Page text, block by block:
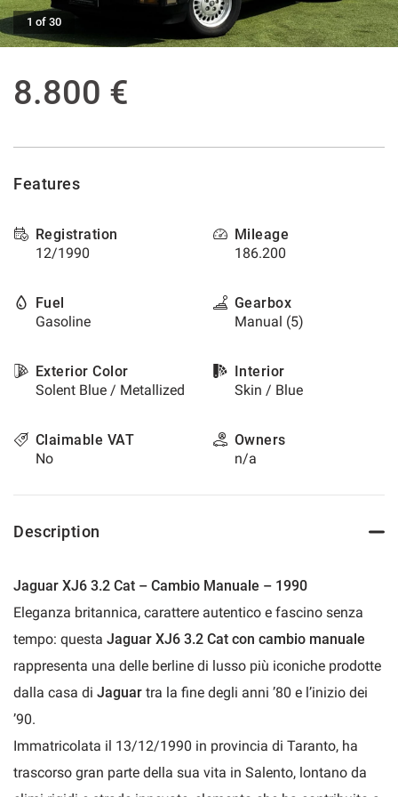
AFTER SALES ASSISTANCE
CONTACTS
CUSTOMERS AREA
1 of 30
8.800 €
Features
Registration
12/1990
Mileage
186.200
Fuel
Gasoline
Gearbox
Manual (5)
Exterior Color
Solent Blue / Metallized
Interior
Skin / Blue
Claimable VAT
No
Owners
n/a
Description
Jaguar XJ6 3.2 Cat – Cambio Manuale – 1990
Eleganza britannica, carattere autentico e fascino senza
tempo: questa Jaguar XJ6 3.2 Cat con cambio manuale
rappresenta una delle berline di lusso più iconiche prodotte
dalla casa di Jaguar tra la fine degli anni ’80 e l’inizio dei
’90.
Immatricolata il 13/12/1990 in provincia di Taranto, ha
trascorso gran parte della sua vita in Salento, lontano da
offer
the
functionalities
carry
out
described
To
information
on
and
functioning
these
tracking
tools,
refer
the
can
change
your
at
any